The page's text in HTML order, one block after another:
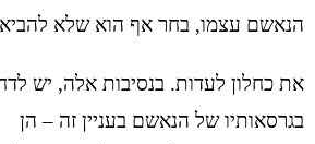
הנאשם עצמו, בחר אף הוא שלא להביא
את כחלון לעדות. בנסיבות אלה, יש
בגרסאותיו של הנאשם בעניין זה – הן